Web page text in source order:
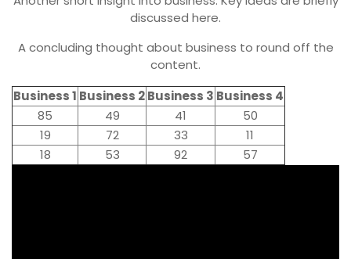
discussed here.
A concluding thought about business to round off the
content.
Business 1 Business 2Business 3 Business 4
85
49 41
50
19
72 33
11
18
53 92 57